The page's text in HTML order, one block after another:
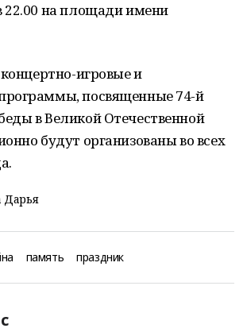
22.00 на площади имени
игровые и
посвященные 74-й
в Великой Отечественной
будут организованы во всех
Дарья
память праздник